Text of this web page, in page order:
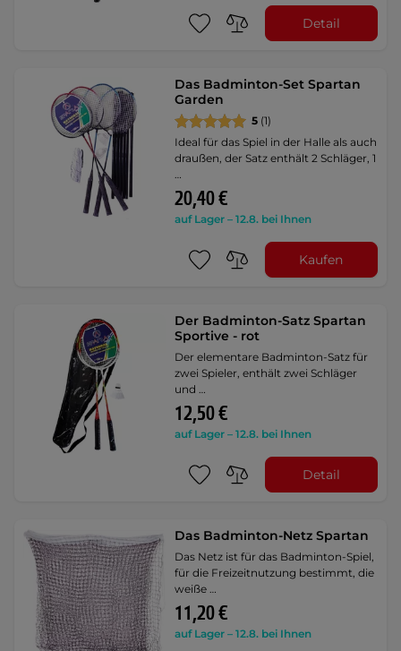
Detail
Das Badminton-Set Spartan
Garden
5 (1)
Ideal für das Spiel in der Halle als auch
draußen, der Satz enthält 2 Schläger, 1
…
20,40 €
auf Lager – 12.8. bei Ihnen
Kaufen
Der Badminton-Satz Spartan
Sportive - rot
Der elementare Badminton-Satz für
zwei Spieler, enthält zwei Schläger
und …
12,50 €
auf Lager – 12.8. bei Ihnen
Detail
Das Badminton-Netz Spartan
Das Netz ist für das Badminton-Spiel,
für die Freizeitnutzung bestimmt, die
weiße …
11,20 €
auf Lager – 12.8. bei Ihnen